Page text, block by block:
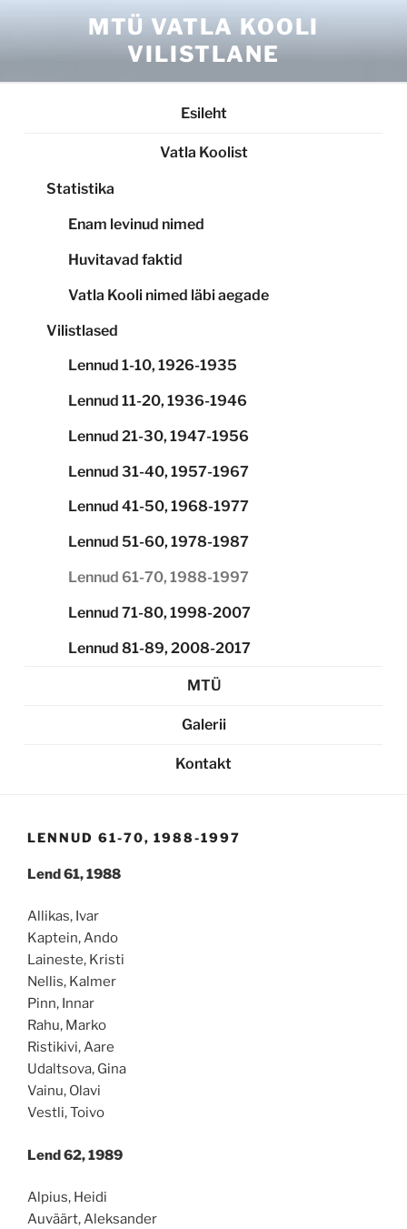
MTÜ VATLA KOOLI
VILISTLANE
Esileht
Vatla Koolist
Statistika
Enam levinud nimed
Huvitavad faktid
Vatla Kooli nimed läbi aegade
Vilistlased
Lennud 1-10, 1926-1935
Lennud 11-20, 1936-1946
Lennud 21-30, 1947-1956
Lennud 31-40, 1957-1967
Lennud 41-50, 1968-1977
Lennud 51-60, 1978-1987
Lennud 61-70, 1988-1997
Lennud 71-80, 1998-2007
Lennud 81-89, 2008-2017
MTÜ
Galerii
Kontakt
LENNUD 61-70, 1988-1997
Lend 61, 1988
Allikas, Ivar
Kaptein, Ando
Laineste, Kristi
Nellis, Kalmer
Pinn, Innar
Rahu, Marko
Ristikivi, Aare
Udaltsova, Gina
Vainu, Olavi
Vestli, Toivo
Lend 62, 1989
Alpius, Heidi
Auväärt, Aleksander